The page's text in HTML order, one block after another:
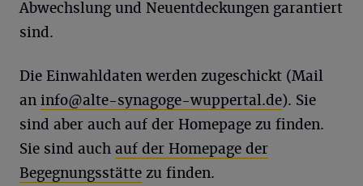
Abwechslung und Neuentdeckungen garantiert
sind.
Die Einwahldaten werden zugeschickt (Mail
an info@alte-synagoge-wuppertal.de). Sie
sind aber auch auf der Homepage zu finden.
Sie sind auch auf der Homepage der
Begegnungsstätte zu finden.